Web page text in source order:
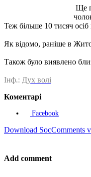
Ще
Теж більше 10 тисяч
Як відомо, раніше в
Також було виявлено
Інф.: Дух волі
Коментарі
Facebook
Download SocComments
Add comment